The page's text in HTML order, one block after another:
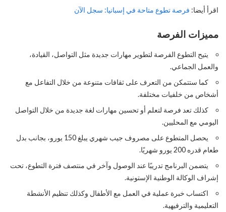
اقرأ أيضا: فرصة تطوع متاحة في إسبانيا: سجل الآن
مميزات الفرصة
يتيح التطوع الفرصة لتطوير مهارات جديدة مثل التواصل، القيادة،
والعمل الجماعي.
كما ستتمكن من التعرف على ثقافات متنوعة من خلال التفاعل مع
أشخاص من خلفيات مختلفة.
كذلك تعد فرصة لتعلم أو تحسين مهارات لغة جديدة من خلال التواصل
اليومي مع المحليين.
يحصل المتطوع على مصروف جيب شهري يبلغ 150 يورو، بجانب بدل
طعام قدره 200 يورو شهريًا.
يتضمن البرنامج تدريبًا عند الوصول وآخر في منتصف فترة التطوع، تحت
إشراف الوكالة الوطنية الإستونية.
اكتساب خبرة عملية في العمل مع الأطفال وكذلك تنظيم الأنشطة
التعليمية والترفيهية.